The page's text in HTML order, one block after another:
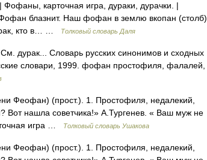
карточная игра, дураки, дурачки. |
блазнит. Наш фофан в землю вкопан (столб).
кто в… …
Толковый словарь Даля
дурак... Словарь русских синонимов и сходных
словари, 1999. фофан простофиля, фалалей,
(прост.). 1. Простофиля, недалекий,
Вот нашла советчика!» А.Тургенев. « Ваш муж не
игра …
Толковый словарь Ушакова
(прост.). 1. Простофиля, недалекий,